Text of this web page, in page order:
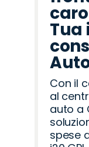
Tua
Con il
al
auto a
spese